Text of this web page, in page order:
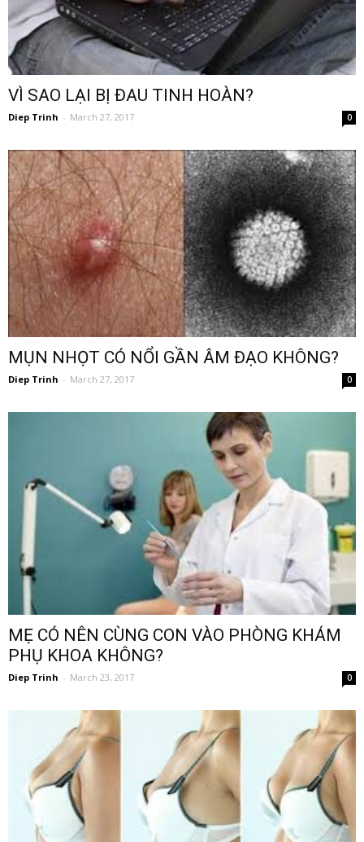
VÌ SAO LẠI BỊ ĐAU TINH HOÀN?
Diep Trinh - March 27, 2017 0
MỤN NHỌT CÓ NỔI GẦN ÂM ĐẠO KHÔNG?
Diep Trinh - March 27, 2017 0
MẸ CÓ NÊN CÙNG CON VÀO PHÒNG KHÁM
PHỤ KHOA KHÔNG?
Diep Trinh - March 23, 2017 0